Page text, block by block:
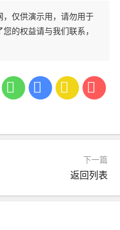
仅供演示用，请勿用于
的权益请与我们联系，
下一篇
返回列表